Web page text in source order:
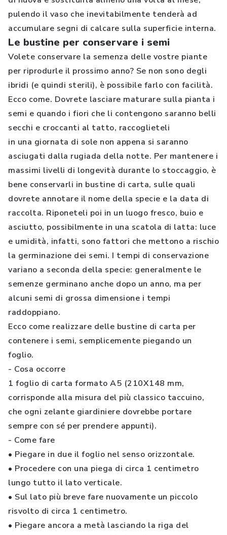
pulendo il vaso che inevitabilmente tenderà ad
accumulare segni di calcare sulla superficie interna.
Le bustine per conservare i semi
Volete conservare la semenza delle vostre piante
per riprodurle il prossimo anno? Se non sono degli
ibridi (e quindi sterili), è possibile farlo con facilità.
Ecco come. Dovrete lasciare maturare sulla pianta i
semi e quando i fiori che li contengono saranno belli
secchi e croccanti al tatto, raccoglieteli
in una giornata di sole non appena si saranno
asciugati dalla rugiada della notte. Per mantenere i
massimi livelli di longevità durante lo stoccaggio, è
bene conservarli in bustine di carta, sulle quali
dovrete annotare il nome della specie e la data di
raccolta. Riponeteli poi in un luogo fresco, buio e
asciutto, possibilmente in una scatola di latta: luce
e umidità, infatti, sono fattori che mettono a rischio
la germinazione dei semi. I tempi di conservazione
variano a seconda della specie: generalmente le
semenze germinano anche dopo un anno, ma per
alcuni semi di grossa dimensione i tempi
raddoppiano.
Ecco come realizzare delle bustine di carta per
contenere i semi, semplicemente piegando un
foglio.
- Cosa occorre
1 foglio di carta formato A5 (210X148 mm,
corrisponde alla misura del più classico taccuino,
che ogni zelante giardiniere dovrebbe portare
sempre con sé per prendere appunti).
- Come fare
• Piegare in due il foglio nel senso orizzontale.
• Procedere con una piega di circa 1 centimetro
lungo tutto il lato verticale.
• Sul lato più breve fare nuovamente un piccolo
risvolto di circa 1 centimetro.
• Piegare ancora a metà lasciando la riga del